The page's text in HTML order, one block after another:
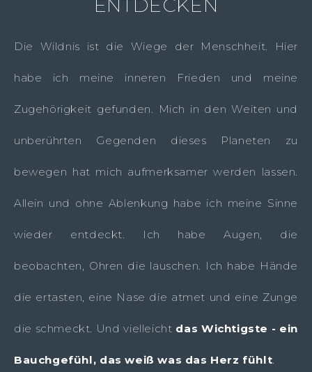
ENTDECKEN
Die Wildnis ist die Wiege der Menschheit. Hier
habe ich meine inneren Frieden und meine
Zugehörigkeit gefunden. Mich in den Weiten und
unberührten Gegenden dieses Planeten zu
bewegen hat mich aufmerksamer werden lassen.
Allein und ohne Ablenkung habe ich meine Sinne
wieder entdeckt. Ich habe Augen, die
beobachten, Ohren die lauschen. Ich habe Hände
die ertasten, eine Nase die atmet und eine Zunge
die schmeckt. Und vielleicht das Wichtigste - ein
Bauchgefühl, das weiß was das Herz fühlt.